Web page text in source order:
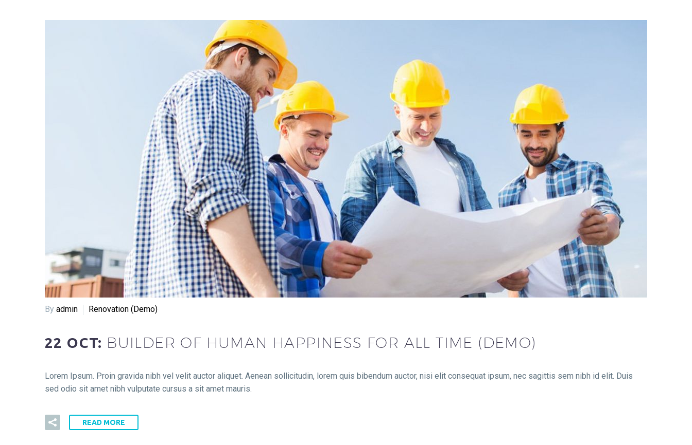
By admin Renovation (Demo)
22 OCT: BUILDER OF HUMAN HAPPINESS FOR ALL TIME (DEMO)
Lorem Ipsum. Proin gravida nibh vel velit auctor aliquet. Aenean sollicitudin, lorem quis bibendum auctor, nisi elit consequat ipsum, nec sagittis sem nibh id elit. Duis
sed odio sit amet nibh vulputate cursus a sit amet mauris.
READ MORE